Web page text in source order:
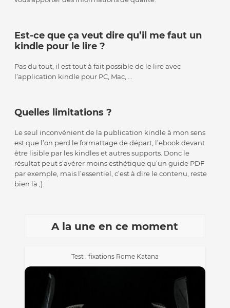
Est-ce que ça veut dire qu’il me faut un
kindle pour le lire ?
Pas du tout, il est tout à fait possible de le lire avec
l’application kindle pour PC, Mac, …
Quelles limitations ?
Le seul inconvénient de la publication kindle à mon sens
est que l’on perd le formattage de départ, l’ebook devant
être lisible par les kindles et autres supports. Donc le
résultat peut s’avérer moins esthétique qu’un guide PDF
par exemple, mais l’essentiel, c’est à dire le contenu, reste
bien là ;).
A la une en ce moment
Test : fixations Rome Katana